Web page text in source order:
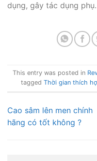
dụng, gây tác dụng phụ.
This entry was posted in
tagged Thời gian thích
Cao sâm lên men chính
hãng có tốt không ?